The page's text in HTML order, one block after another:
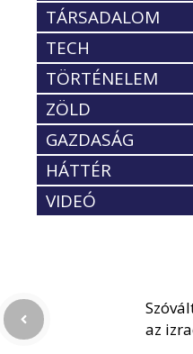
TÁRSADALOM
TECH
TÖRTÉNELEM
ZÖLD
GAZDASÁG
HÁTTÉR
VIDEÓ
az